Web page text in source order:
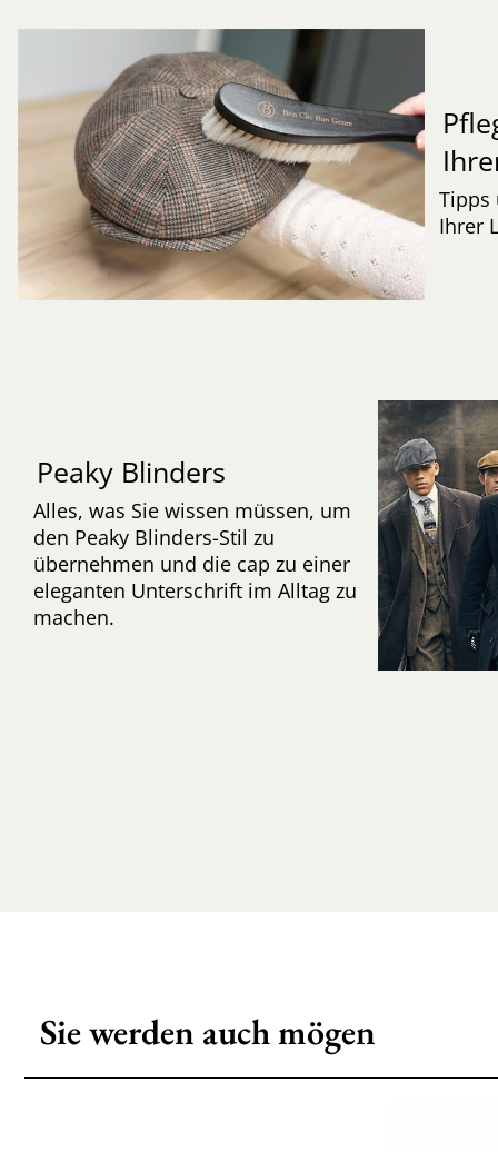
Tipps
Ihrer
Peaky Blinders
Alles, was Sie wissen müssen, um
den Peaky Blinders-Stil zu
übernehmen und die cap zu einer
eleganten Unterschrift im Alltag zu
machen.
Sie werden auch mögen